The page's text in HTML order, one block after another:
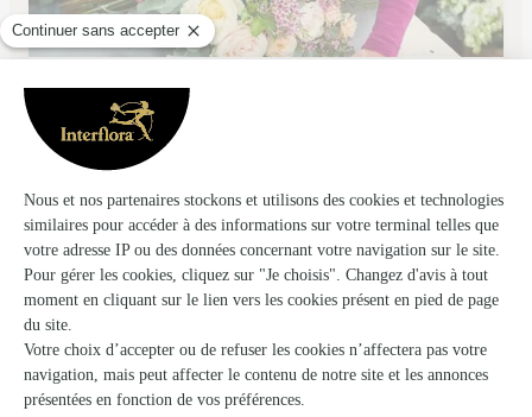
Florilege
Bois en Ardres
★★★
4.8 (112)
Voir la boutique